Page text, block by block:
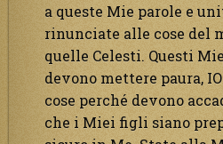
a queste Mie parole e
rinunciate alle cose del
quelle Celesti. Questi
devono mettere paura,
cose perché devono
che i Miei figli siano